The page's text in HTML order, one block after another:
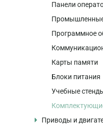
Панели
Программное
Карты памяти
Блоки питания
Учебные
Приводы и